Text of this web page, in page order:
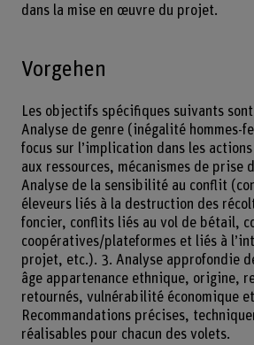
dans la mise en œuvre du projet.
Vorgehen
Les objectifs spécifiques suivants
Analyse de genre (inégalité hommes-
focus sur l’implication dans les
aux ressources, mécanismes de prise
Analyse de la sensibilité au conflit
éleveurs liés à la destruction des
foncier, conflits liés au vol de bétail,
coopératives/plateformes et liés à
projet, etc.). 3. Analyse approfondie
âge appartenance ethnique, origine,
retournés, vulnérabilité économique
Recommandations précises,
réalisables pour chacun des volets.